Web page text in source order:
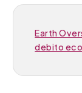
Earth
debito